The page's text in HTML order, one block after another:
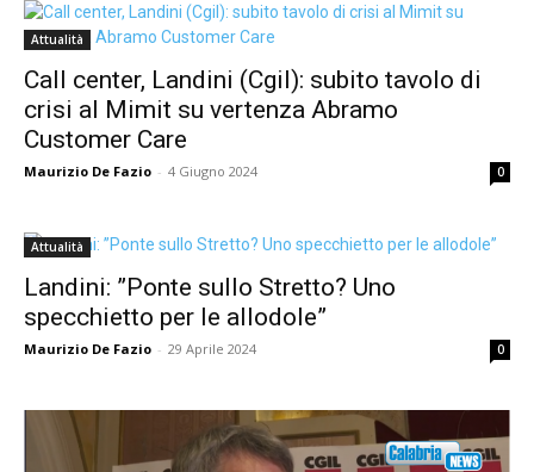
Attualità
Call center, Landini (Cgil): subito tavolo di
crisi al Mimit su vertenza Abramo
Customer Care
Maurizio De Fazio - 4 Giugno 2024 0
Attualità
Landini: ”Ponte sullo Stretto? Uno
specchietto per le allodole”
Maurizio De Fazio - 29 Aprile 2024 0